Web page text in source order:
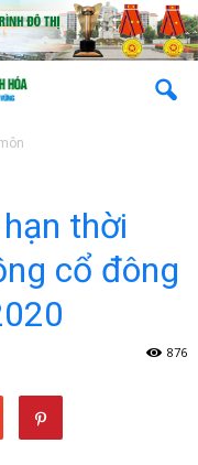
thời
cổ đông
876